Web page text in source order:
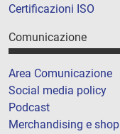
Certificazioni ISO
Comunicazione
Area Comunicazione
Social media policy
Podcast
Merchandising e shop